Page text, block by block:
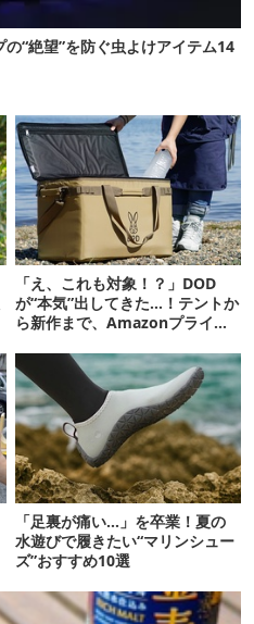
“絶望”を防ぐ虫よけアイテム14
「え、これも対象！？」DOD
が“本気”出してきた…！テントか
ら新作まで、Amazonプライム
「足裏が痛い…」を卒業！夏の
水遊びで履きたい“マリンシュー
ズ”おすすめ10選